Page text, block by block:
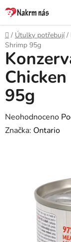
Přejít
na
obsah
Domů
/ Útulky potřebují /
Shrimp 95g
95g
Průměrné
hodnocení
hvězdiček.
Neohodnoceno
Značka: Ontario